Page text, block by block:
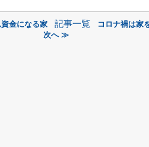
金になる家 記事一覧
コロナ禍は家
次へ ≫